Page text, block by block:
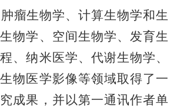
瘤生物学、计算生物学和生
物学、空间生物学、 发育生
、纳米医学、代谢生物学、
物医学影像等领域取得了一
成果，并以第一通讯作者单